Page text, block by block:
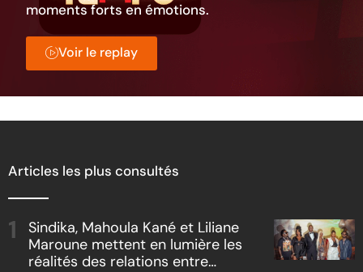
moments forts en émotions.
Voir le replay
Articles les plus consultés
Sindika, Mahoula Kané et Liliane
Maroune mettent en lumière les
réalités des relations entre